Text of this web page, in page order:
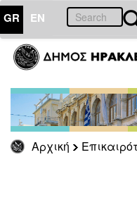
GR EN
Αρχική
ΕΠΙΚΑΙΡΟΤΗΤΑ
Τύπου
Αρχείο